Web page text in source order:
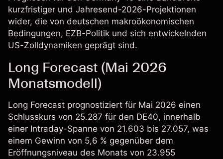
kurzfristiger und Jahresend-2026-Projektionen
wider, die von deutschen makroökonomischen
Bedingungen, EZB-Politik und sich entwickelnden
US-Zolldynamiken geprägt sind.
Long Forecast (Mai 2026
Monatsmodell)
Long Forecast prognostiziert für Mai 2026 einen
Schlusskurs von 25.287 für den DE40, innerhalb
einer Intraday-Spanne von 21.603 bis 27.057, was
einem Gewinn von 5,6 % gegenüber dem
Eröffnungsniveau des Monats von 23.955